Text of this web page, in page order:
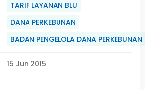
TARIF LAYANAN BLU
DANA PERKEBUNAN
BADAN PENGELOLA DANA
15 Jun 2015